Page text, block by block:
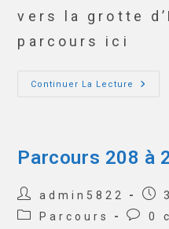
vers la grotte
parcours ici
Continuer La Lecture
Parcours 208 à
admin5822
Parcours
0